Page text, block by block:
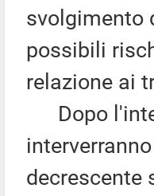
svolgimento
possibili
relazione ai
Dopo
decrescente